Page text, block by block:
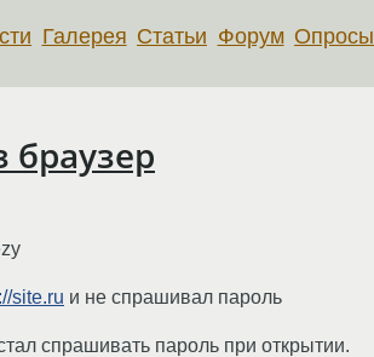
Галерея Статьи Форум Опросы
браузер
site.ru и не спрашивал пароль
спрашивать пароль при открытии.